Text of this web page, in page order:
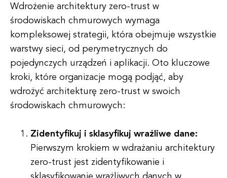
Wdrożenie architektury zero-trust w
środowiskach chmurowych wymaga
kompleksowej strategii, która obejmuje wszystkie
warstwy sieci, od perymetrycznych do
pojedynczych urządzeń i aplikacji. Oto kluczowe
kroki, które organizacje mogą podjąć, aby
wdrożyć architekturę zero-trust w swoich
środowiskach chmurowych:
Zidentyfikuj i sklasyfikuj wrażliwe dane:
Pierwszym krokiem w wdrażaniu architektury
zero-trust jest zidentyfikowanie i